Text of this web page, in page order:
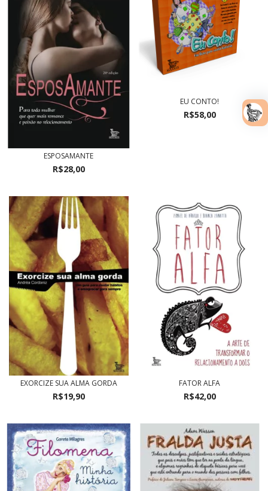
ESPOSAMANTE
R$28,00
EU CONTO!
R$58,00
EXORCIZE SUA ALMA GORDA
R$19,90
FATOR ALFA
R$42,00